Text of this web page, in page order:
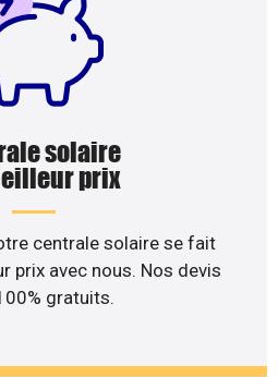
solaire
prix
centrale solaire se fait
prix avec nous. Nos devis
gratuits.